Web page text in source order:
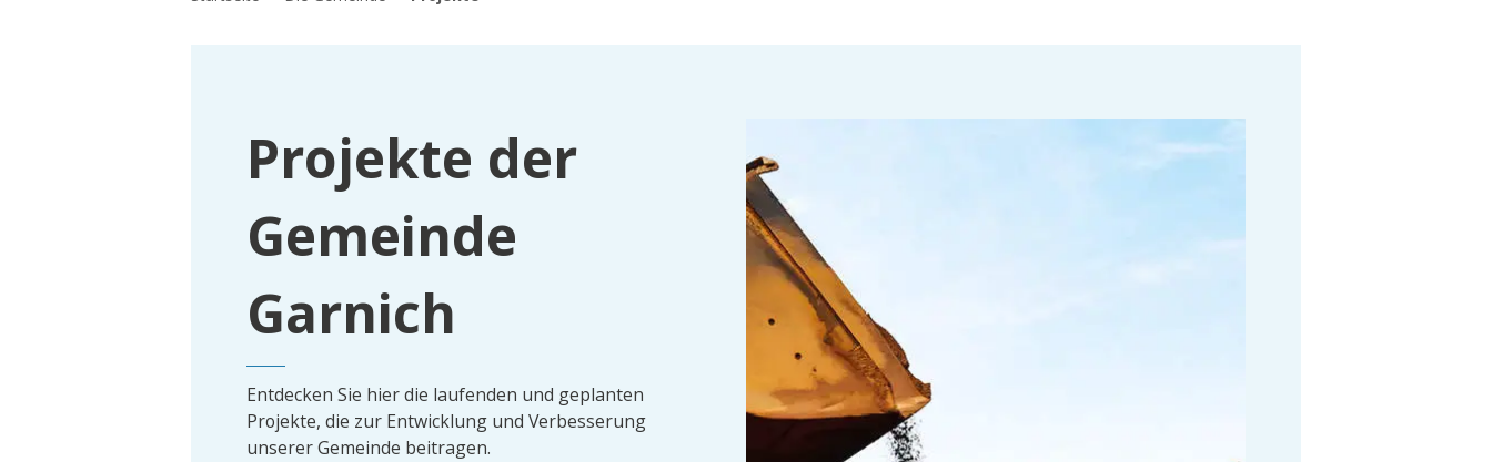
Projekte der
Gemeinde
Garnich
Entdecken Sie hier die laufenden und geplanten
Projekte, die zur Entwicklung und Verbesserung
unserer Gemeinde beitragen.